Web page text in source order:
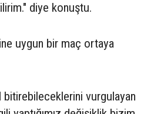
diye konuştu.
uygun bir maç ortaya
bitirebileceklerini vurgulayan